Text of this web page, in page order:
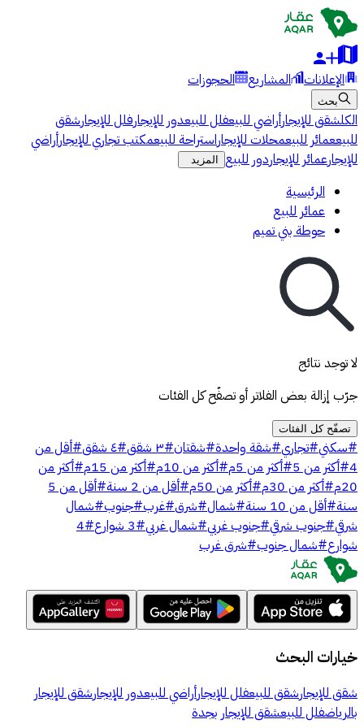
الإعلانات المشاريع الحجوزات
بحث
الكلشقق للإيجارأراضي للبيعفلل للبيعدور للإيجارفلل للإيجارشقق
للبيععمائر للبيعمحلات للإيجاراستراحة للبيعمكتب تجاري للإيجارأراضي
للإيجارعمائر للإيجاردور للبيع المزيد
الرئيسية
عمائر للبيع
حوطة بني تميم
لا توجد نتائج
جرّب إزالة بعض الفلاتر أو تصفّح كل الفئات
تصفّح كل الفئات
#سكني#تجاري#شقة واحدة#شقتان#٣ شقق #٤ شقق #أقل من
4
#أكثر من 5 #أكثر من 5م #أكثر من 10م #أكثر من 15م #أكثر من
20م #أكثر من 30م #أكثر من 50م #أقل من 2 سنة #
أقل من 5
سنة#أقل من 10 سنة #شمال#شرق#غرب#جنوب#شمال
شرقي#جنوب شرقي#جنوب غربي#شمال غربي#3 شوارع #
4
شوارع#شمال جنوب#شرق غرب
خيارات البحث
شقق للإيجارشقق للبيعفلل للإيجارأراضي للبيعدور للإيجارشقق للإيجار
بالرياضفلل للبيعشقق للإيجار بجدة